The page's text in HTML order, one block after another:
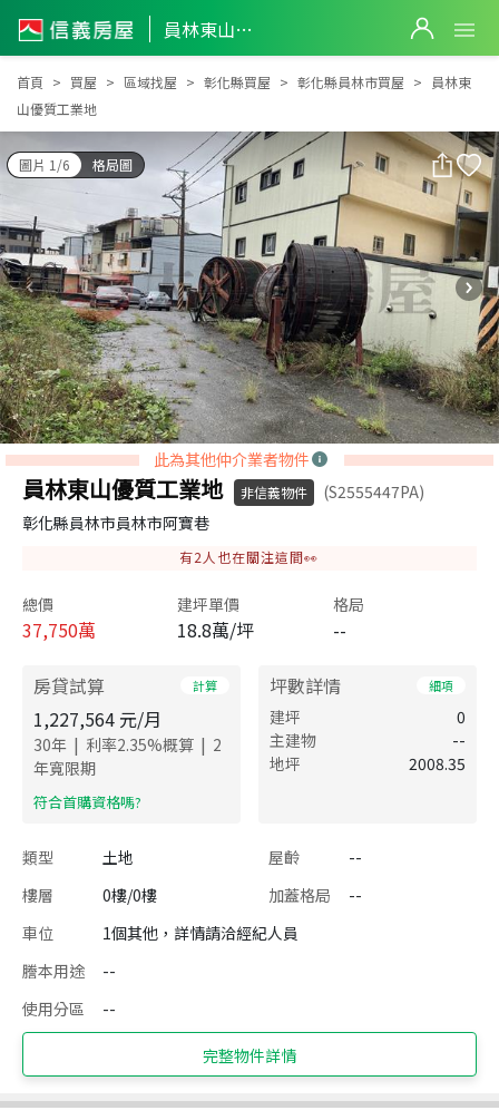
員林東山優質工業地
員林東山優質工業地
首頁 買屋 區域找屋 彰化縣買屋 彰化縣員林市買屋
員林東
山優質工業地
圖片 1/6 格局圖
此為其他仲介業者物件
員林東山優質工業地 非信義物件
(S2555447PA)
彰化縣員林市員林市阿寶巷
有2 人也在關注這間👀
總價
37,750萬
建坪單價
18.8萬/坪
格局
--
房貸試算 計算
1,227,564 元/月
30年 | 利率2.35%概算 | 2
年寬限期
​符合首購資格嗎?
坪數詳情 細項
建坪
0
主建物
--
地坪
2008.35
類型 土地 屋齡
--
樓層
0樓/0樓 加蓋格局
--
車位
1個其他，詳情請洽經紀人員
謄本用途
--
使用分區
--
完整物件詳情